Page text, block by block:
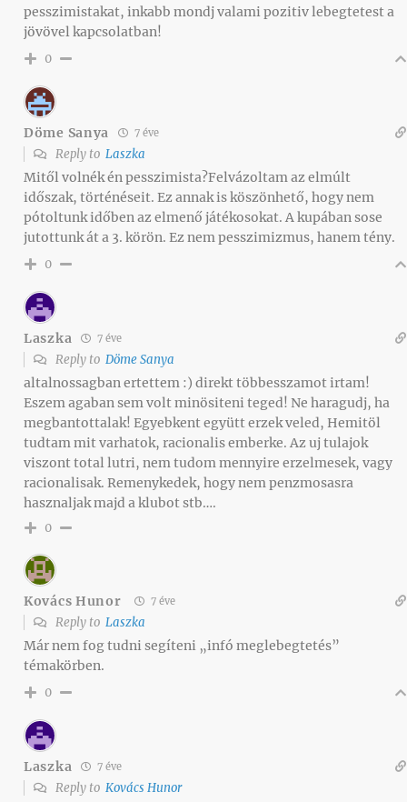
pesszimistakat, inkabb mondj valami pozitiv lebegtetest a
jövövel kapcsolatban!
0
Döme Sanya 7 éve
Reply to Laszka
Mitől volnék én pesszimista?Felvázoltam az elmúlt
időszak, történéseit. Ez annak is köszönhető, hogy nem
pótoltunk időben az elmenő játékosokat. A kupában sose
jutottunk át a 3. körön. Ez nem pesszimizmus, hanem tény.
0
Laszka 7 éve
Reply to Döme Sanya
altalnossagban ertettem :) direkt többesszamot irtam!
Eszem agaban sem volt minösiteni teged! Ne haragudj, ha
megbantottalak! Egyebkent együtt erzek veled, Hemitöl
tudtam mit varhatok, racionalis emberke. Az uj tulajok
viszont total lutri, nem tudom mennyire erzelmesek, vagy
racionalisak. Remenykedek, hogy nem penzmosasra
hasznaljak majd a klubot stb….
0
Kovács Hunor 7 éve
Reply to Laszka
Már nem fog tudni segíteni „infó meglebegtetés”
témakörben.
0
Laszka 7 éve
Reply to Kovács Hunor